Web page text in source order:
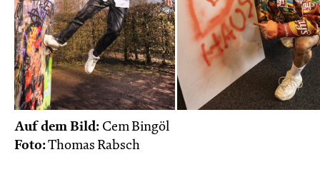
Karten
Do, 22.10. / 10:00 – 11:00
Das NEIN­horn
Auf dem Bild: Cem Bingöl
Foto:Thomas Rabsch